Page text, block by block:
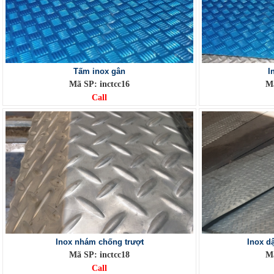
Tấm inox gân
Mã SP: inctcc16
Call
Inox nhám chống trượt
Mã SP: inctcc18
Call
Inox